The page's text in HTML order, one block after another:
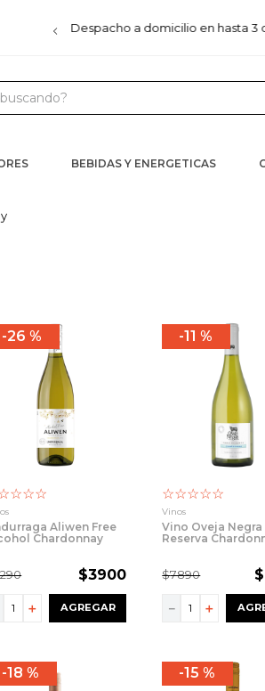
Despacho a domicilio en hasta 3
BEBIDAS Y ENERGETICAS
26 %
☆☆☆
Aliwen Free
Chardonnay
$3900
＋ AGREGAR
11 %
☆☆☆☆☆
Vinos
Vino Oveja Negra
Reserva
$7890 $
＋
－
18 % 15 %